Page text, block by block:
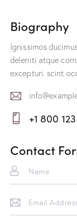
Biography
Ignissimos
deleniti atque
excepturi. scint
E-
m
on
e:
+1 800
Contact